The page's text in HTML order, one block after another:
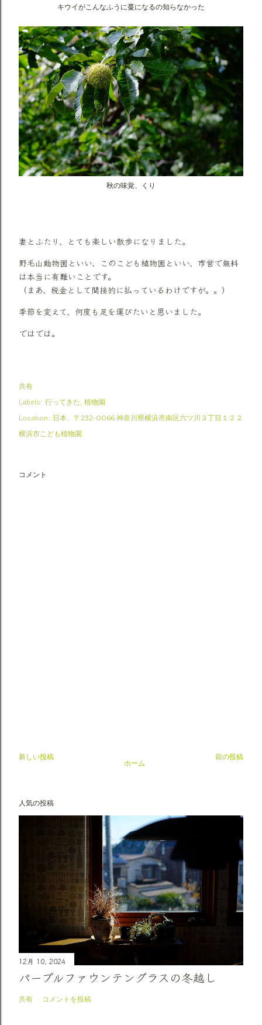
キウイがこんなふうに蔓になるの知らなかった
秋の味覚、くり
妻とふたり、とても楽しい散歩になりました。
野毛山動物園といい、このこども植物園といい、市営で無料
は本当に有難いことです。
（まあ、税金として間接的に払っているわけですが。。）
季節を変えて、何度も足を運びたいと思いました。
ではでは。
共有
Labels: 行ってきた 植物園
Location: 日本、〒232-0066 神奈川県横浜市南区六ツ川３丁目１２２
横浜市こども植物園
コメント
新しい投稿
ホーム
前の投稿
人気の投稿
12月 10, 2024
パープルファウンテングラスの冬越し
共有 コメントを投稿